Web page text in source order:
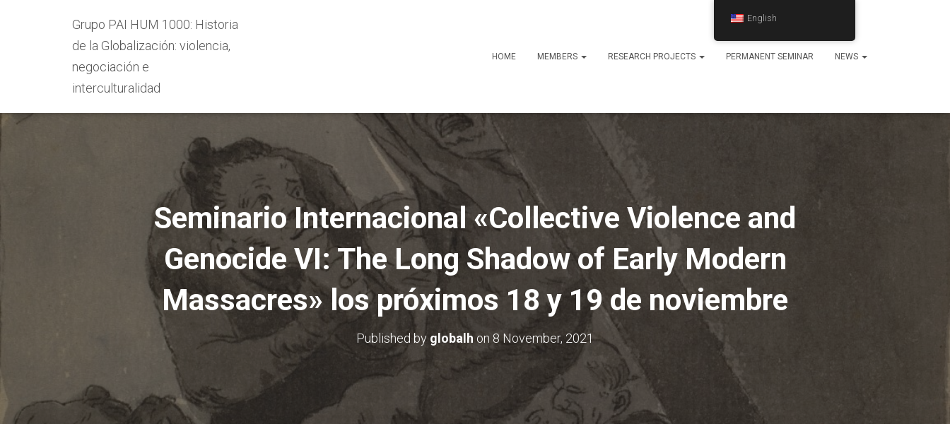
Grupo PAI HUM 1000: Historia
de la Globalización: violencia,
negociación e
interculturalidad
HOME MEMBERS RESEARCH PROJECTS PERMANENT SEMINAR NEWS
Seminario Internacional «Collective Violence and
Genocide VI: The Long Shadow of Early Modern
Massacres» los próximos 18 y 19 de noviembre
Published by globalh on 8 November, 2021
English